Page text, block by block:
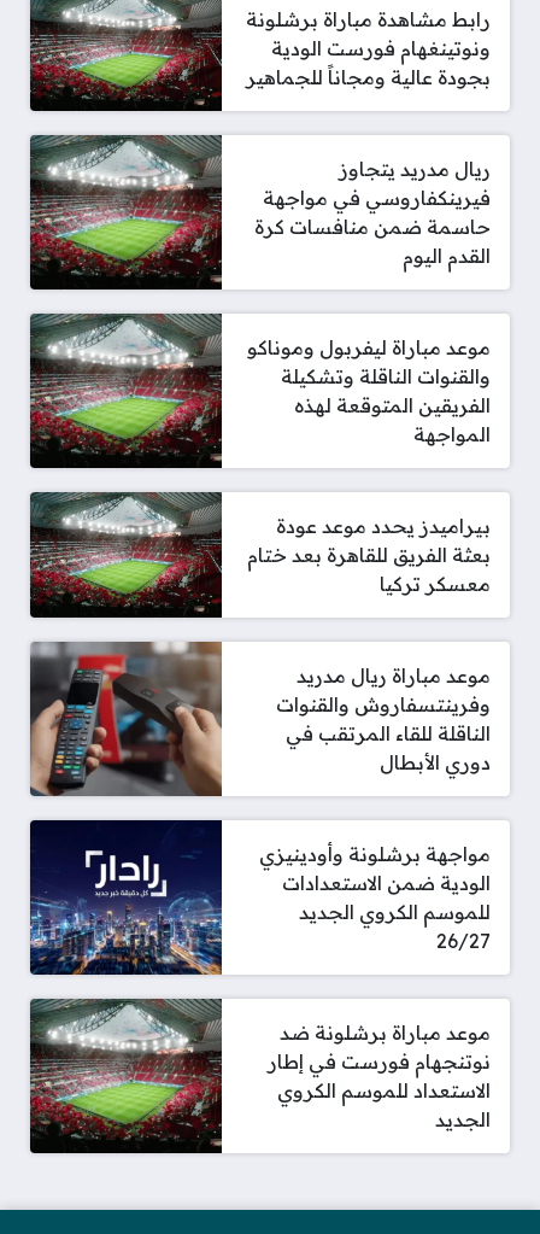
رابط مشاهدة مباراة برشلونة
ونوتينغهام فورست الودية
بجودة عالية ومجاناً للجماهير
ريال مدريد يتجاوز
فيرينكفاروسي في مواجهة
حاسمة ضمن منافسات كرة
القدم اليوم
موعد مباراة ليفربول وموناكو
والقنوات الناقلة وتشكيلة
الفريقين المتوقعة لهذه
المواجهة
بيراميدز يحدد موعد عودة
بعثة الفريق للقاهرة بعد ختام
معسكر تركيا
موعد مباراة ريال مدريد
وفرينتسفاروش والقنوات
الناقلة للقاء المرتقب في
دوري الأبطال
مواجهة برشلونة وأودينيزي
الودية ضمن الاستعدادات
للموسم الكروي الجديد
26/27
موعد مباراة برشلونة ضد
نوتنجهام فورست في إطار
الاستعداد للموسم الكروي
الجديد